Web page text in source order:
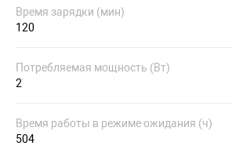
Время зарядки (мин)
120
Потребляемая мощность (Вт)
2
Время работы в режиме ожидания (ч)
504